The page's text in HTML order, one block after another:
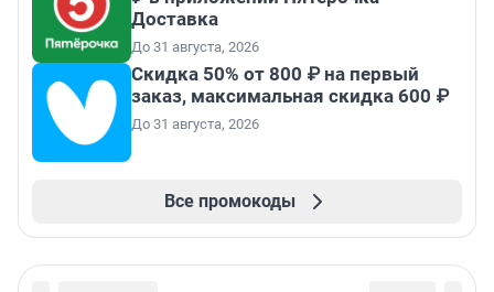
Доставка
До 31 августа, 2026
Скидка 50% от 800 ₽ на первый
заказ, максимальная скидка 600 ₽
До 31 августа, 2026
Все промокоды